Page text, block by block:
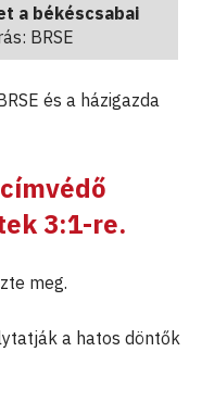
a békéscsabai
BRSE
és a házigazda
3:1-re.
meg.
a hatos döntők